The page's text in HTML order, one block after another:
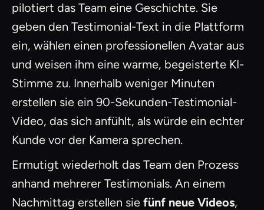
pilotiert das Team eine Geschichte. Sie
geben den Testimonial-Text in die Plattform
ein, wählen einen professionellen Avatar aus
und weisen ihm eine warme, begeisterte KI-
Stimme zu. Innerhalb weniger Minuten
erstellen sie ein 90-Sekunden-Testimonial-
Video, das sich anfühlt, als würde ein echter
Kunde vor der Kamera sprechen.
Ermutigt wiederholt das Team den Prozess
anhand mehrerer Testimonials. An einem
Nachmittag erstellen sie fünf neue Videos,